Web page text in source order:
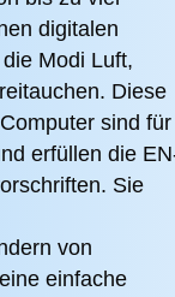
digitalen
Modi Luft,
Diese
sind für
erfüllen die
Sie
von
einfache